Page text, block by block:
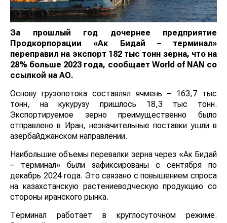
За прошлый год дочернее предприятие
Продкорпорации «Ак Бидай – терминал»
переправил на экспорт 182 тыс тонн зерна, что на
28% больше 2023 года, сообщает World of NAN со
ссылкой на АО.
Основу грузопотока составлял ячмень – 163,7 тыс
тонн, на кукурузу пришлось 18,3 тыс тонн.
Экспортируемое зерно преимущественно было
отправлено в Иран, незначительные поставки ушли в
азербайджанском направлении.
Наибольшие объемы перевалки зерна через «Ак Бидай
– терминал» были зафиксированы с сентября по
декабрь 2024 года. Это связано с повышением спроса
на казахстанскую растениеводческую продукцию со
стороны иранского рынка.
Терминал работает в круглосуточном режиме.